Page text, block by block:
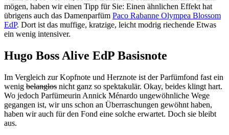
mögen, haben wir einen Tipp für Sie: Einen ähnlichen Effekt hat
übrigens auch das Damenparfüm Paco Rabanne Olympea Blossom
EdP. Dort ist das muffige, kratzige, leicht modrig riechende Etwas
ein wenig intensiver.
Hugo Boss Alive EdP Basisnote
Im Vergleich zur Kopfnote und Herznote ist der Parfümfond fast ein
wenig belanglos nicht ganz so spektakulär. Okay, beides klingt hart.
Wo jedoch Parfümeurin Annick Ménardo ungewöhnliche Wege
gegangen ist, wir uns schon an Überraschungen gewöhnt haben,
haben wir auch für den Fond eine solche erwartet. Doch sie bleibt
aus.